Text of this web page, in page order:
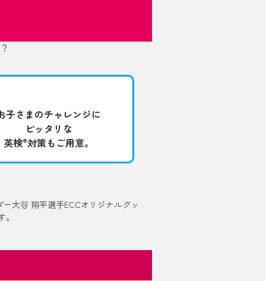
子さまのチャレンジに
ピッタリな
英検®対策もご用意。